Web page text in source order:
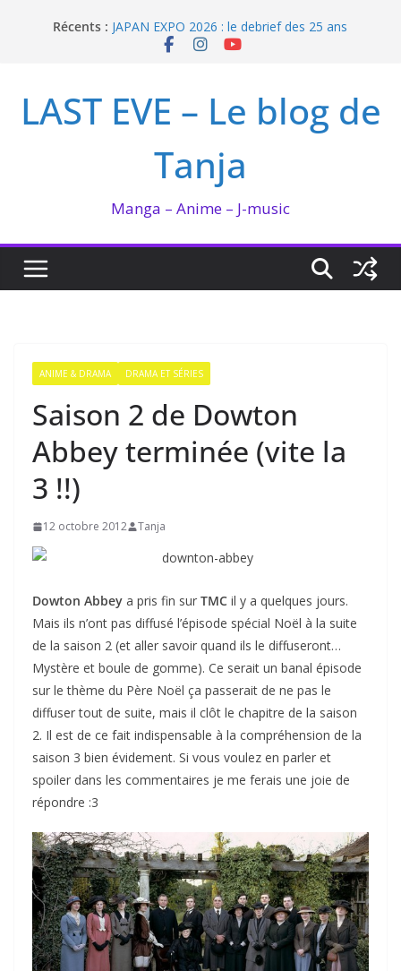
Récents : JAPAN EXPO 2026 : le debrief des 25 ans
Bilan lecture et visionnage de juillet 2026
Enomoto n’est pas un ange
LAST EVE – Le blog de
Tanja
Manga – Anime – J-music
ANIME & DRAMA DRAMA ET SÉRIES
Saison 2 de Dowton
Abbey terminée (vite la
3 !!)
12 octobre 2012 Tanja
Dowton Abbey a pris fin sur TMC il y a quelques jours.
Mais ils n’ont pas diffusé l’épisode spécial Noël à la suite
de la saison 2 (et aller savoir quand ils le diffuseront…
Mystère et boule de gomme). Ce serait un banal épisode
sur le thème du Père Noël ça passerait de ne pas le
diffuser tout de suite, mais il clôt le chapitre de la saison
2. Il est de ce fait indispensable à la compréhension de la
saison 3 bien évidement. Si vous voulez en parler et
spoiler dans les commentaires je me ferais une joie de
répondre :3